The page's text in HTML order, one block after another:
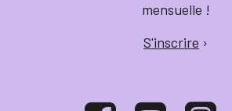
mensuelle !
S'inscrire ›